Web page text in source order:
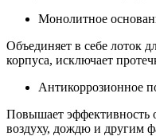
Монолитное
Объединяет в себе лоток
корпуса, исключает
Антикоррозионное
Повышает эффективность
воздуху, дождю и другим